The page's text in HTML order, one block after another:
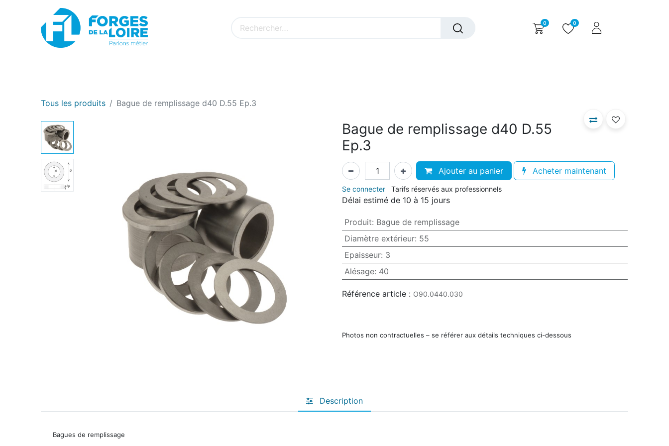
0 0
Tous les produits Bague de remplissage d40 D.55 Ep.3
Bague de remplissage d40 D.55
Ep.3
Ajouter au panier Acheter maintenant
Se connecter Tarifs réservés aux professionnels
Délai estimé de 10 à 15 jours
Produit: Bague de remplissage
Diamètre extérieur: 55
Epaisseur: 3
Alésage: 40
Référence article : O90.0440.030
Photos non contractuelles – se référer aux détails techniques ci-dessous
Description
Bagues de remplissage